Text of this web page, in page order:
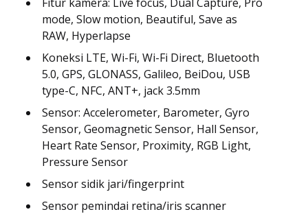
mode, Slow motion, Beautiful, Save as
RAW, Hyperlapse
Koneksi LTE, Wi-Fi, Wi-Fi Direct, Bluetooth
5.0, GPS, GLONASS, Galileo, BeiDou, USB
type-C, NFC, ANT+, jack 3.5mm
Sensor: Accelerometer, Barometer, Gyro
Sensor, Geomagnetic Sensor, Hall Sensor,
Heart Rate Sensor, Proximity, RGB Light,
Pressure Sensor
Sensor sidik jari/fingerprint
Sensor pemindai retina/iris scanner